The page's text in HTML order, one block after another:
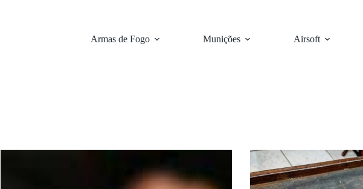
Armas de Fogo Munições Airsoft